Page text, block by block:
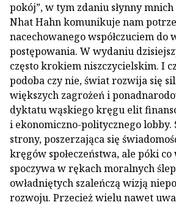
pokój”, w tym zdaniu słynny
Nhat Hahn komunikuje nam
nacechowanego współczuciem do
postępowania. W wydaniu
często krokiem niszczycielskim. I
podoba czy nie, świat rozwija się
większych zagrożeń i
dyktatu wąskiego kręgu elit
i ekonomiczno-politycznego lobby.
strony, poszerzająca się
kręgów społeczeństwa, ale póki co
spoczywa w rękach moralnych
owładniętych szaleńczą wizją
rozwoju. Przecież wielu nawet